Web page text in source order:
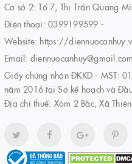
Cơ sở 2: Tổ 7, Thị Trấn Quang
Điện thoại: 0399199599 -
Website: https://
Email: diennuocanhuy@gmail.com
Giấy chứng nhận ĐKKD - MST:
năm 2016 tại Sở kế hoạch và
Địa chỉ thuế: Xóm 2 Bắc, Xã